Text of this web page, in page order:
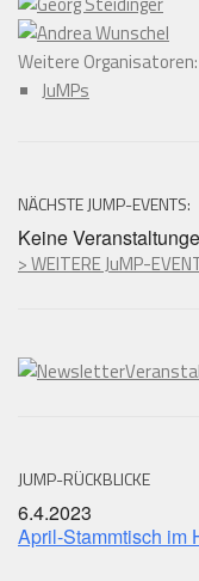
Weitere Organisatoren:
JuMPs
NÄCHSTE JUMP-EVENTS:
Keine
> WEITERE JuMP-
JUMP-RÜCKBLICKE
6.4.2023
April-Stammtisch im